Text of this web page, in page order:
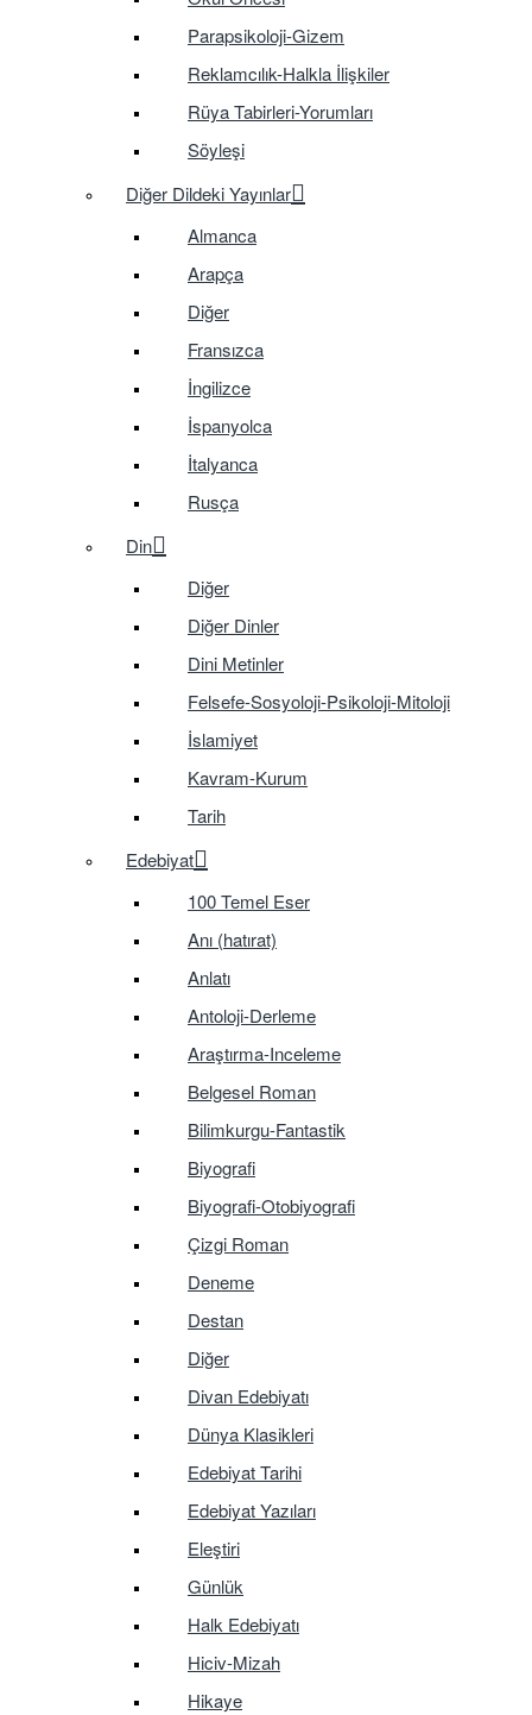
Parapsikoloji-Gizem
Reklamcılık-Halkla İlişkiler
Rüya Tabirleri-Yorumları
Söyleşi
Diğer Dildeki Yayınlar
Almanca
Arapça
Diğer
Fransızca
İngilizce
İspanyolca
İtalyanca
Rusça
Din
Diğer
Diğer Dinler
Dini Metinler
Felsefe-Sosyoloji-Psikoloji-Mitoloji
İslamiyet
Kavram-Kurum
Tarih
Edebiyat
100 Temel Eser
Anı (hatırat)
Anlatı
Antoloji-Derleme
Araştırma-Inceleme
Belgesel Roman
Bilimkurgu-Fantastik
Biyografi
Biyografi-Otobiyografi
Çizgi Roman
Deneme
Destan
Diğer
Divan Edebiyatı
Dünya Klasikleri
Edebiyat Tarihi
Edebiyat Yazıları
Eleştiri
Günlük
Halk Edebiyatı
Hiciv-Mizah
Hikaye